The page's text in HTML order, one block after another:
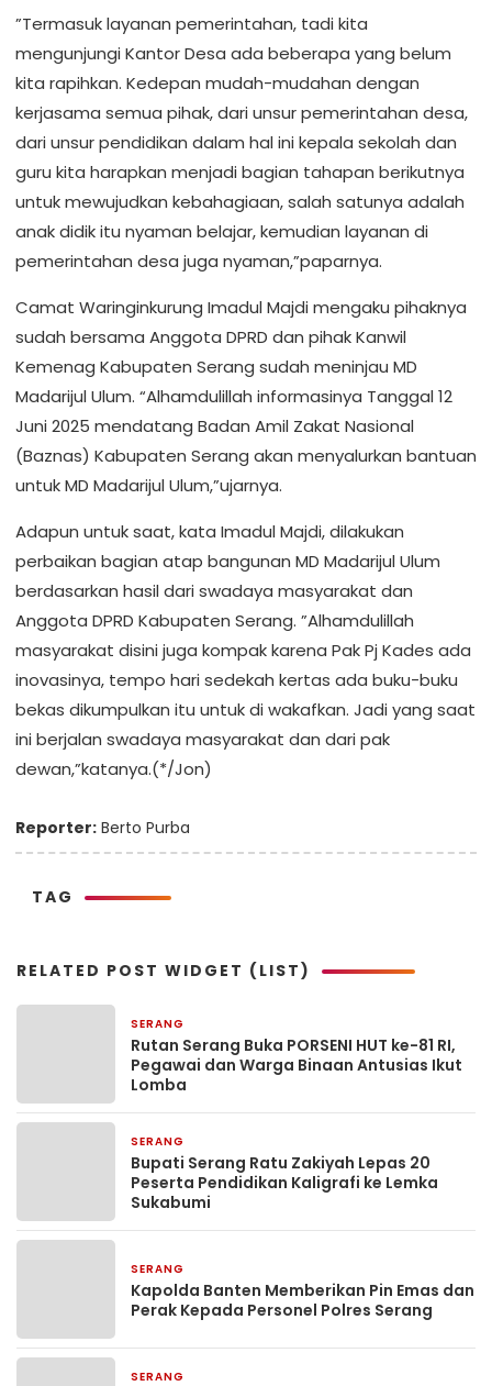
”Termasuk layanan pemerintahan, tadi kita
mengunjungi Kantor Desa ada beberapa yang belum
kita rapihkan. Kedepan mudah-mudahan dengan
kerjasama semua pihak, dari unsur pemerintahan desa,
dari unsur pendidikan dalam hal ini kepala sekolah dan
guru kita harapkan menjadi bagian tahapan berikutnya
untuk mewujudkan kebahagiaan, salah satunya adalah
anak didik itu nyaman belajar, kemudian layanan di
pemerintahan desa juga nyaman,”paparnya.
Camat Waringinkurung Imadul Majdi mengaku pihaknya
sudah bersama Anggota DPRD dan pihak Kanwil
Kemenag Kabupaten Serang sudah meninjau MD
Madarijul Ulum. “Alhamdulillah informasinya Tanggal 12
Juni 2025 mendatang Badan Amil Zakat Nasional
(Baznas) Kabupaten Serang akan menyalurkan bantuan
untuk MD Madarijul Ulum,”ujarnya.
Adapun untuk saat, kata Imadul Majdi, dilakukan
perbaikan bagian atap bangunan MD Madarijul Ulum
berdasarkan hasil dari swadaya masyarakat dan
Anggota DPRD Kabupaten Serang. ”Alhamdulillah
masyarakat disini juga kompak karena Pak Pj Kades ada
inovasinya, tempo hari sedekah kertas ada buku-buku
bekas dikumpulkan itu untuk di wakafkan. Jadi yang saat
ini berjalan swadaya masyarakat dan dari pak
dewan,”katanya.(*/Jon)
Reporter: Berto Purba
TAG
RELATED POST WIDGET (LIST)
SERANG
Rutan Serang Buka PORSENI HUT ke-81 RI,
Pegawai dan Warga Binaan Antusias Ikut
Lomba
SERANG
Bupati Serang Ratu Zakiyah Lepas 20
Peserta Pendidikan Kaligrafi ke Lemka
Sukabumi
SERANG
Kapolda Banten Memberikan Pin Emas dan
Perak Kepada Personel Polres Serang
SERANG